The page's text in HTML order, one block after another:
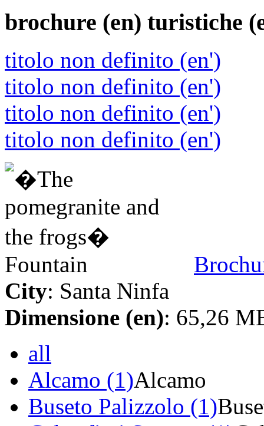
brochure (en) turistiche
titolo non definito (en')
titolo non definito (en')
titolo non definito (en')
titolo non definito (en')
City: Santa Ninfa
Dimensione (en): 65,26
all
Alcamo (1)Alcamo
Buseto Palizzolo (1)